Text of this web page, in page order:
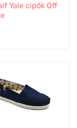
Yale cipők Off